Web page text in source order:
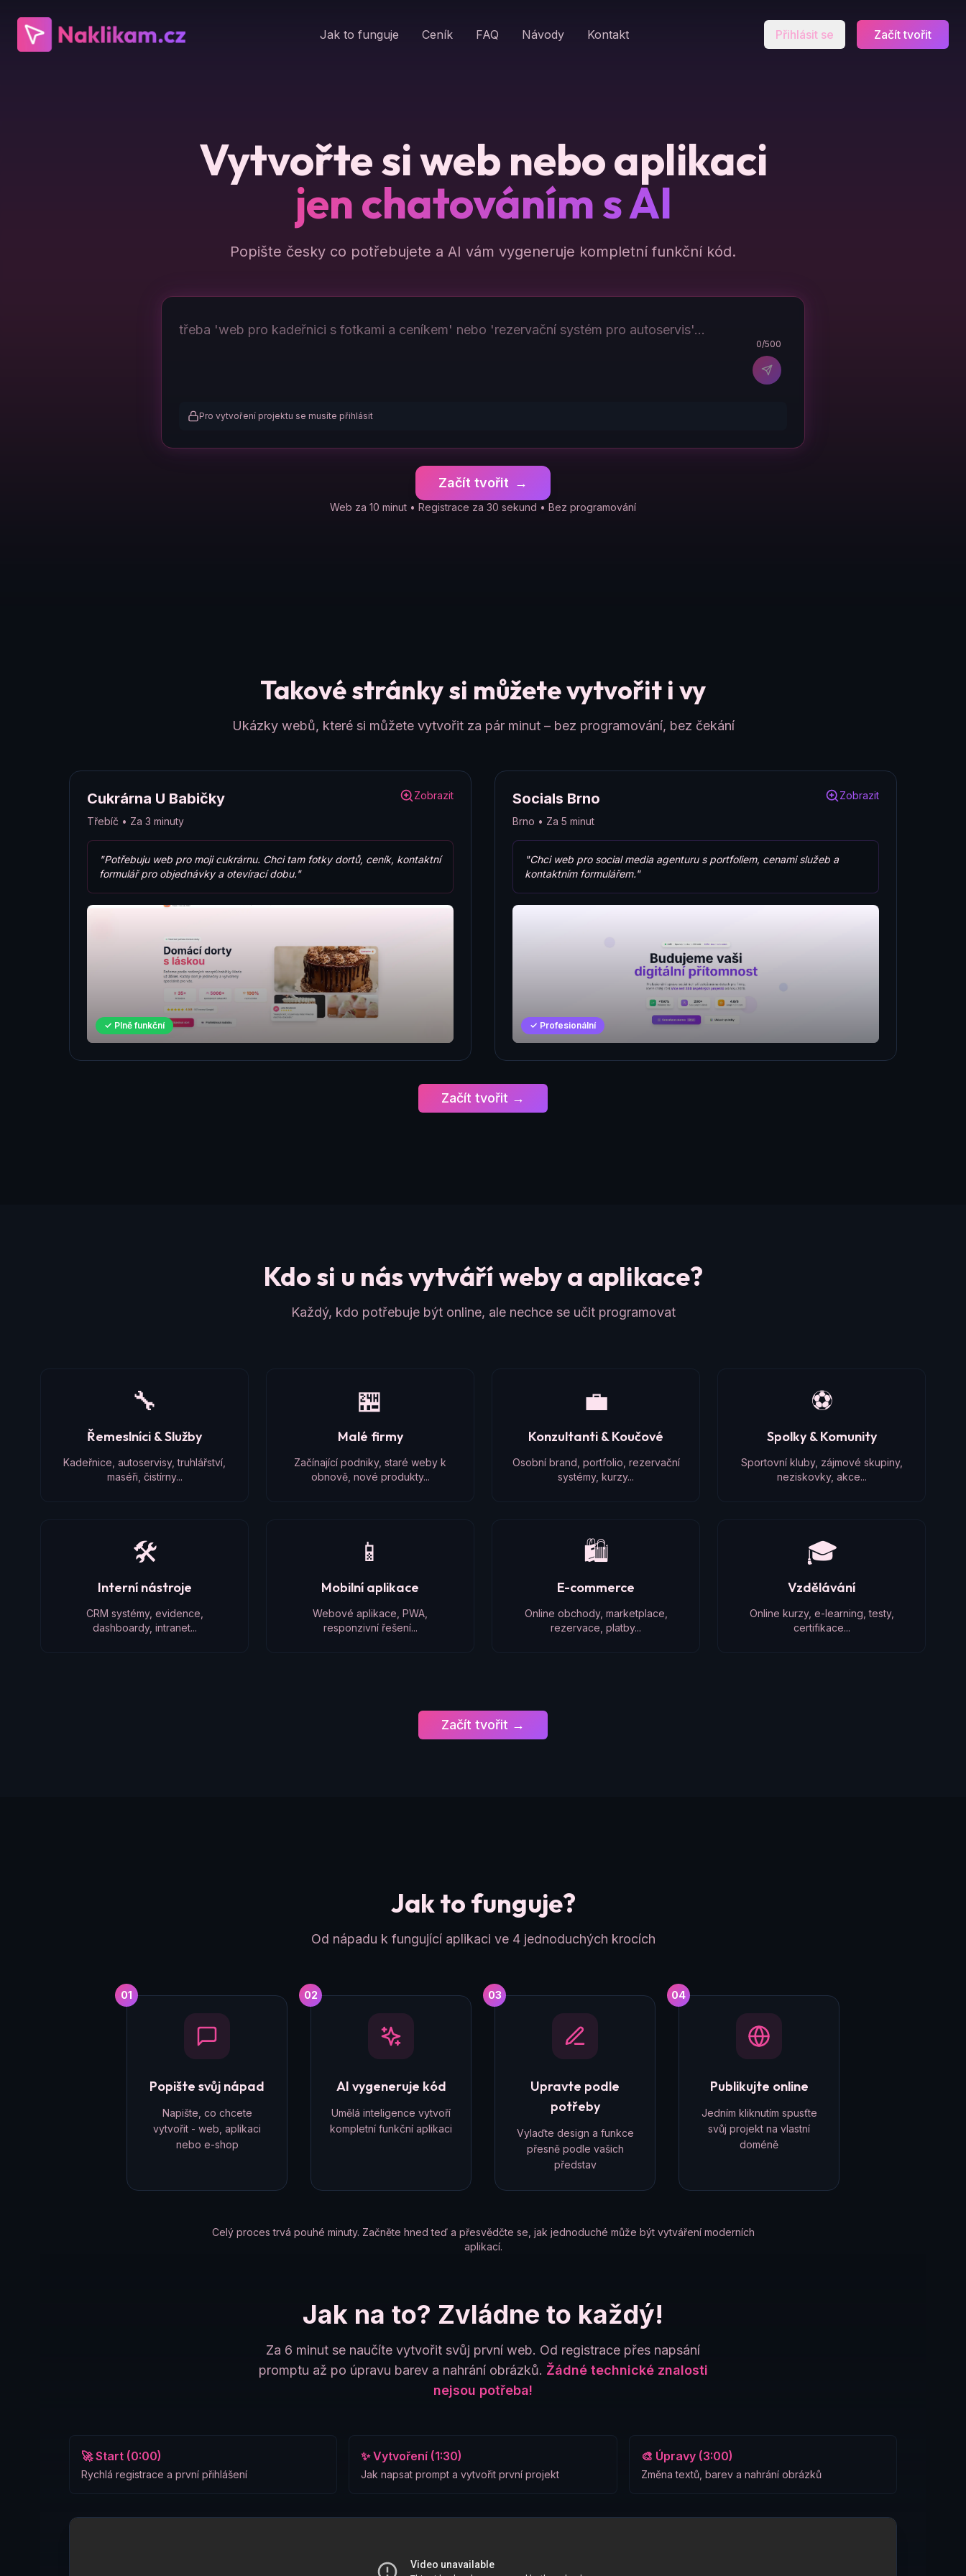
Jak to funguje Ceník FAQ Návody Kontakt Přihlásit se Začít tvořit
Vytvořte si web nebo aplikaci
jen chatováním s AI
Popište česky co potřebujete a AI vám vygeneruje kompletní funkční kód.
0/500
Pro vytvoření projektu se musíte přihlásit
Začít tvořit →
Web za 10 minut • Registrace za 30 sekund • Bez programování
Takové stránky si můžete vytvořit i vy
Ukázky webů, které si můžete vytvořit za pár minut – bez programování, bez čekání
Cukrárna U Babičky
Třebíč • Za 3 minuty
Zobrazit
"Potřebuju web pro moji cukrárnu. Chci tam fotky dortů, ceník, kontaktní
formulář pro objednávky a otevírací dobu."
✓ Plně funkční
Socials Brno
Brno • Za 5 minut
Zobrazit
"Chci web pro social media agenturu s portfoliem, cenami služeb a
kontaktním formulářem."
✓ Profesionální
Začít tvořit →
Kdo si u nás vytváří weby a aplikace?
Každý, kdo potřebuje být online, ale nechce se učit programovat
🔧
Řemeslníci & Služby
Kadeřnice, autoservisy, truhlářství,
maséři, čistírny...
🏪
Malé firmy
Začínající podniky, staré weby k
obnově, nové produkty...
💼
Konzultanti & Koučové
Osobní brand, portfolio, rezervační
systémy, kurzy...
⚽
Spolky & Komunity
Sportovní kluby, zájmové skupiny,
neziskovky, akce...
🛠️
Interní nástroje
CRM systémy, evidence,
dashboardy, intranet...
📱
Mobilní aplikace
Webové aplikace, PWA,
responzivní řešení...
🛍️
E-commerce
Online obchody, marketplace,
rezervace, platby...
🎓
Vzdělávání
Online kurzy, e-learning, testy,
certifikace...
Začít tvořit →
Jak to funguje?
Od nápadu k fungující aplikaci ve 4 jednoduchých krocích
01
Popište svůj nápad
Napište, co chcete
vytvořit - web, aplikaci
nebo e-shop
02
AI vygeneruje kód
Umělá inteligence vytvoří
kompletní funkční aplikaci
03
Upravte podle
potřeby
Vylaďte design a funkce
přesně podle vašich
představ
04
Publikujte online
Jedním kliknutím spusťte
svůj projekt na vlastní
doméně
Celý proces trvá pouhé minuty. Začněte hned teď a přesvědčte se, jak jednoduché může být vytváření moderních
aplikací.
Jak na to? Zvládne to každý!
Za 6 minut se naučíte vytvořit svůj první web. Od registrace přes napsání
promptu až po úpravu barev a nahrání obrázků. Žádné technické znalosti
nejsou potřeba!
🚀 Start (0:00)
Rychlá registrace a první přihlášení
✨ Vytvoření (1:30)
Jak napsat prompt a vytvořit první projekt
🎨 Úpravy (3:00)
Změna textů, barev a nahrání obrázků